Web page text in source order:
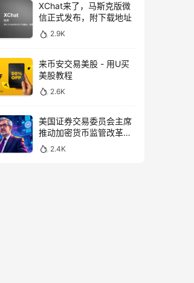
XChat来了，马斯克版微
信正式发布，附下载地址
2.9K
来币安交易美股 - 用U买
美股教程
2.6K
美国证券交易委员会主席
推动加密货币监管改革，
力求未来验证
2.4K